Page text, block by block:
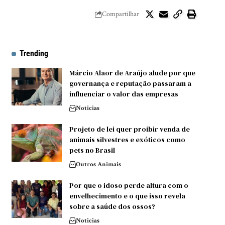
Compartilhar
Trending
Márcio Alaor de Araújo alude por que
governança e reputação passaram a
influenciar o valor das empresas
Noticias
Projeto de lei quer proibir venda de
animais silvestres e exóticos como
pets no Brasil
Outros Animais
Por que o idoso perde altura com o
envelhecimento e o que isso revela
sobre a saúde dos ossos?
Noticias